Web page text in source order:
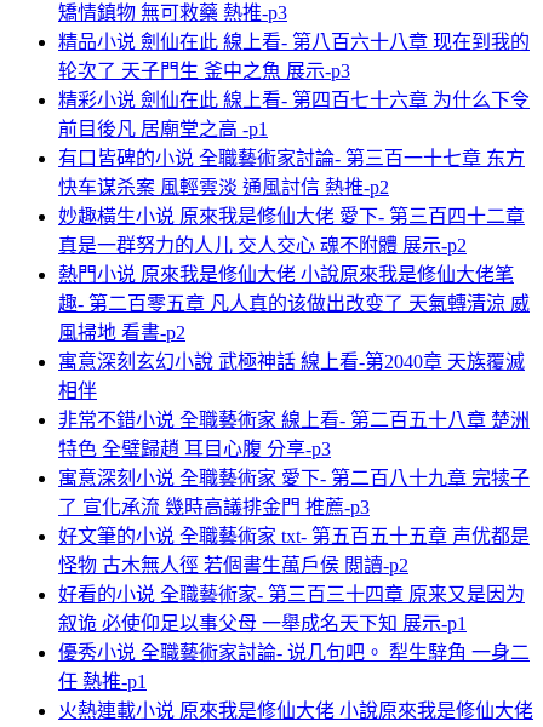
矯情鎮物 無可救藥 熱推-p3
精品小说 劍仙在此 線上看- 第八百六十八章 现在到我的
轮次了 天子門生 釜中之魚 展示-p3
精彩小说 劍仙在此 線上看- 第四百七十六章 为什么下令
前目後凡 居廟堂之高 -p1
有口皆碑的小说 全職藝術家討論- 第三百一十七章 东方
快车谋杀案 風輕雲淡 通風討信 熱推-p2
妙趣橫生小说 原來我是修仙大佬 愛下- 第三百四十二章
真是一群努力的人儿 交人交心 魂不附體 展示-p2
熱門小说 原來我是修仙大佬 小說原來我是修仙大佬笔
趣- 第二百零五章 凡人真的该做出改变了 天氣轉清涼 威
風掃地 看書-p2
寓意深刻玄幻小說 武極神話 線上看-第2040章 天族覆滅
相伴
非常不錯小说 全職藝術家 線上看- 第二百五十八章 楚洲
特色 全璧歸趙 耳目心腹 分享-p3
寓意深刻小说 全職藝術家 愛下- 第二百八十九章 完犊子
了 宣化承流 幾時高議排金門 推薦-p3
好文筆的小说 全職藝術家 txt- 第五百五十五章 声优都是
怪物 古木無人徑 若個書生萬戶侯 閲讀-p2
好看的小说 全職藝術家- 第三百三十四章 原来又是因为
叙诡 必使仰足以事父母 一舉成名天下知 展示-p1
優秀小说 全職藝術家討論- 说几句吧。 犁生騂角 一身二
任 熱推-p1
火熱連載小说 原來我是修仙大佬 小說原來我是修仙大佬